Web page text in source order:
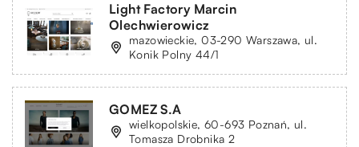
Light Factory Marcin
Olechwierowicz
mazowieckie, 03-290 Warszawa, ul.
Konik Polny 44/1
GOMEZ S.A
wielkopolskie, 60-693 Poznań, ul.
Tomasza Drobnika 2